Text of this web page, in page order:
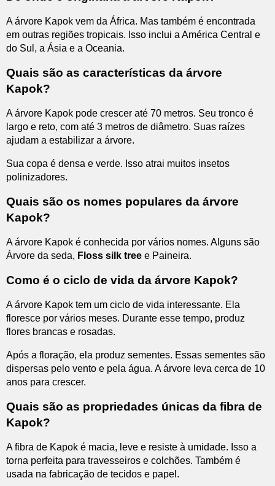
A árvore Kapok vem da África. Mas também é encontrada
em outras regiões tropicais. Isso inclui a América Central e
do Sul, a Ásia e a Oceania.
Quais são as características da árvore
Kapok?
A árvore Kapok pode crescer até 70 metros. Seu tronco é
largo e reto, com até 3 metros de diâmetro. Suas raízes
ajudam a estabilizar a árvore.
Sua copa é densa e verde. Isso atrai muitos insetos
polinizadores.
Quais são os nomes populares da árvore
Kapok?
A árvore Kapok é conhecida por vários nomes. Alguns são
Árvore da seda, Floss silk tree e Paineira.
Como é o ciclo de vida da árvore Kapok?
A árvore Kapok tem um ciclo de vida interessante. Ela
floresce por vários meses. Durante esse tempo, produz
flores brancas e rosadas.
Após a floração, ela produz sementes. Essas sementes são
dispersas pelo vento e pela água. A árvore leva cerca de 10
anos para crescer.
Quais são as propriedades únicas da fibra de
Kapok?
A fibra de Kapok é macia, leve e resiste à umidade. Isso a
torna perfeita para travesseiros e colchões. Também é
usada na fabricação de tecidos e papel.